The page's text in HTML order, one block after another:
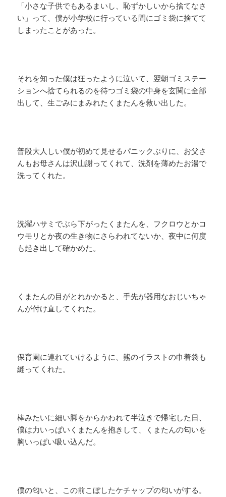
「小さな子供でもあるまいし、恥ずかしいから捨てなさ
い」って、僕が小学校に行っている間にゴミ袋に捨てて
しまったことがあった。
それを知った僕は狂ったように泣いて、翌朝ゴミステー
ションへ捨てられるのを待つゴミ袋の中身を玄関に全部
出して、生ごみにまみれたくまたんを救い出した。
普段大人しい僕が初めて見せるパニックぶりに、お父さ
んもお母さんは沢山謝ってくれて、洗剤を薄めたお湯で
洗ってくれた。
洗濯ハサミでぶら下がったくまたんを、フクロウとかコ
ウモリとか夜の生き物にさらわれてないか、夜中に何度
も起き出して確かめた。
くまたんの目がとれかかると、手先が器用なおじいちゃ
んが付け直してくれた。
保育園に連れていけるように、熊のイラストの巾着袋も
縫ってくれた。
棒みたいに細い脚をからかわれて半泣きで帰宅した日、
僕は力いっぱいくまたんを抱きして、くまたんの匂いを
胸いっぱい吸い込んだ。
僕の匂いと、この前こぼしたケチャップの匂いがする。